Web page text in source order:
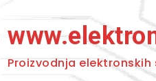
Proizvodnja